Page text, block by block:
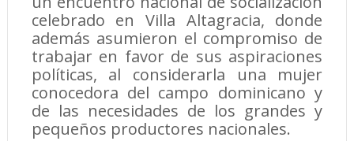
celebrado en Villa Altagracia, donde
además asumieron el compromiso de
trabajar en favor de sus aspiraciones
políticas, al considerarla una mujer
conocedora del campo dominicano y
de las necesidades de los grandes y
pequeños productores nacionales.